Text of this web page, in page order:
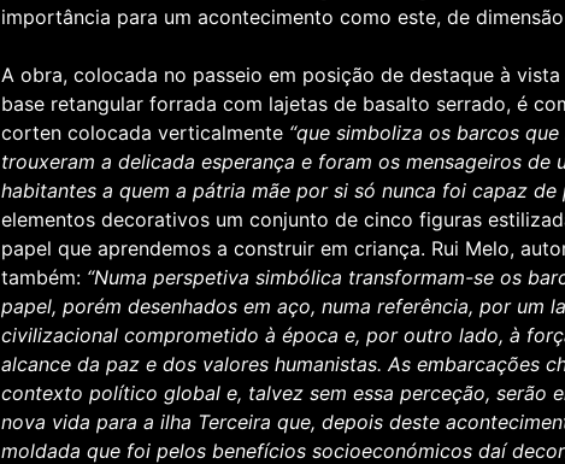
importância para um acontecimento como este, de
A obra, colocada no passeio em posição de destaque à
base retangular forrada com lajetas de basalto serrado, é
corten colocada verticalmente “que simboliza os barcos
trouxeram a delicada esperança e foram os mensageiros de
habitantes a quem a pátria mãe por si só nunca foi capaz de
elementos decorativos um conjunto de cinco figuras
papel que aprendemos a construir em criança. Rui Melo,
também: “Numa perspetiva simbólica transformam-se os
papel, porém desenhados em aço, numa referência, por um
civilizacional comprometido à época e, por outro lado, à
alcance da paz e dos valores humanistas. As embarcações
contexto político global e, talvez sem essa perceção, serão
nova vida para a ilha Terceira que, depois deste
moldada que foi pelos benefícios socioeconómicos daí